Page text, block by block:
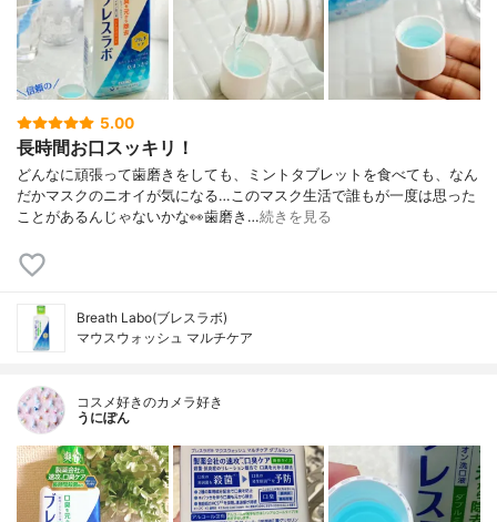
5.00
長時間お口スッキリ！
どんなに頑張って歯磨きをしても、ミントタブレットを食べても、なん
だかマスクのニオイが気になる…このマスク生活で誰もが一度は思った
ことがあるんじゃないかな👀歯磨き…続きを見る
Breath Labo(ブレスラボ)
マウスウォッシュ マルチケア
コスメ好きのカメラ好き
うにぽん